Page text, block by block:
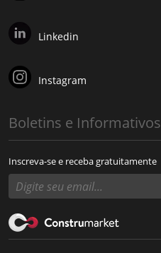
Linkedin
Instagram
Boletins e Informativos
Inscreva-se e receba gratuitamente